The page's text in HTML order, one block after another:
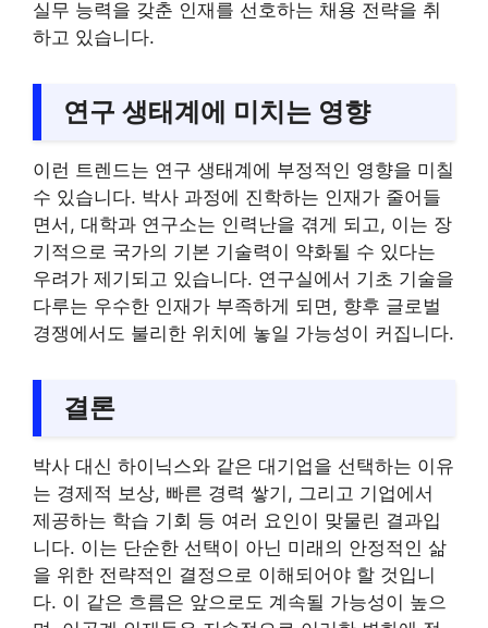
실무 능력을 갖춘 인재를 선호하는 채용 전략을 취
하고 있습니다.
연구 생태계에 미치는 영향
이런 트렌드는 연구 생태계에 부정적인 영향을 미칠
수 있습니다. 박사 과정에 진학하는 인재가 줄어들
면서, 대학과 연구소는 인력난을 겪게 되고, 이는 장
기적으로 국가의 기본 기술력이 약화될 수 있다는
우려가 제기되고 있습니다. 연구실에서 기초 기술을
다루는 우수한 인재가 부족하게 되면, 향후 글로벌
경쟁에서도 불리한 위치에 놓일 가능성이 커집니다.
결론
박사 대신 하이닉스와 같은 대기업을 선택하는 이유
는 경제적 보상, 빠른 경력 쌓기, 그리고 기업에서
제공하는 학습 기회 등 여러 요인이 맞물린 결과입
니다. 이는 단순한 선택이 아닌 미래의 안정적인 삶
을 위한 전략적인 결정으로 이해되어야 할 것입니
다. 이 같은 흐름은 앞으로도 계속될 가능성이 높으